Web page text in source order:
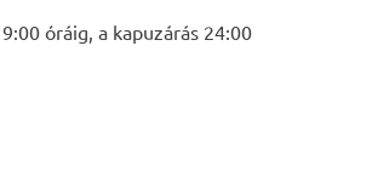
óráig, a kapuzárás 24:00